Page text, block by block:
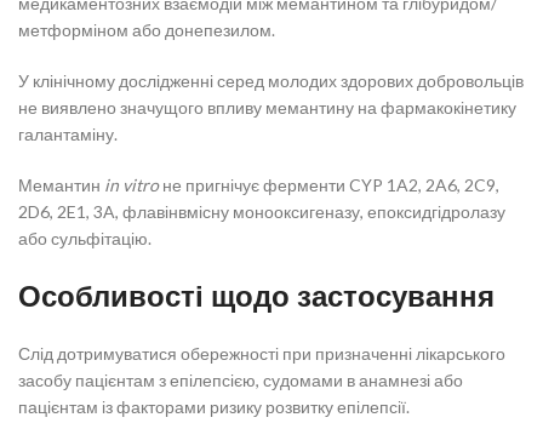
метформіном або донепезилом.
У клінічному дослідженні серед молодих здорових добровольців
не виявлено значущого впливу мемантину на фармакокінетику
галантаміну.
Мемантин in vitroне пригнічує ферменти CYP 1A2, 2A6, 2C9,
2D6, 2E1, 3A, флавінвмісну монооксигеназу, епоксидгідролазу
або сульфітацію.
Особливості щодо застосування
Слід дотримуватися обережності при призначенні лікарського
засобу пацієнтам з епілепсією, судомами в анамнезі або
пацієнтам із факторами ризику розвитку епілепсії.